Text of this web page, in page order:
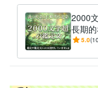
ビジネス・クリエイ
WordPress:6年
Adobe Photoshop:10年
Dreamweaver:10年
得意分野
2000
長期
【人
く
5.0